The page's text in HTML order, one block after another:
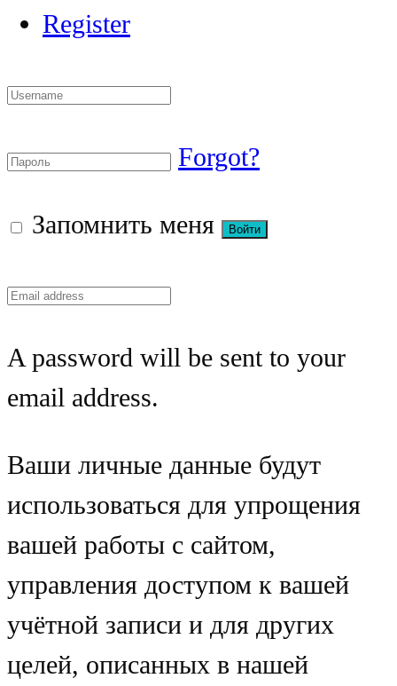
Register
Forgot?
Запомнить меня
A password will be sent to your
email address.
Ваши личные данные будут
использоваться для упрощения
вашей работы с сайтом,
управления доступом к вашей
учётной записи и для других
целей, описанных в нашей